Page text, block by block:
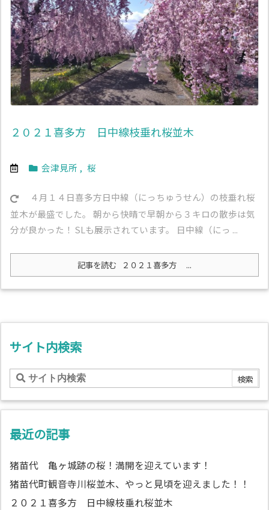
２０２１喜多方 日中線枝垂れ桜並木
会津見所 , 桜
４月１４日喜多方日中線（にっちゅうせん）の枝垂れ桜
並木が最盛でした。 朝から快晴で早朝から３キロの散歩は気
分が良かった！ SLも展示されています。 日中線（にっ ...
記事を読む ２０２１喜多方 ...
サイト内検索
最近の記事
猪苗代 亀ヶ城跡の桜！満開を迎えています！
猪苗代町観音寺川桜並木、やっと見頃を迎えました！！
２０２１喜多方 日中線枝垂れ桜並木